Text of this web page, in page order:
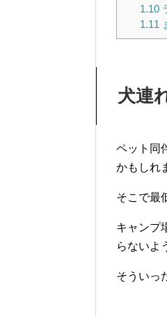
1.10
1.11
犬連
ペット同
かもしれ
そこで最
キャンプ
らないよ
そういっ